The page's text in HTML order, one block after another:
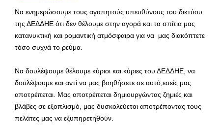
Να ενημερώσουμε τους αγαπητούς υπευθύνους του δικτύου
της ΔΕΔΔΗΕ ότι δεν θέλουμε στην αγορά και τα σπίτια μας
κατανυκτική και ρομαντική ατμόσφαιρα για να μας διακόπτετε
τόσο συχνά το ρεύμα.
Να δουλέψουμε θέλουμε κύριοι και κύριες του ΔΕΔΔΗΕ, να
δουλέψουμε και αντί να μας βοηθήσετε σε αυτό,εσείς μας
αποτρέπεται. Μας αποτρέπεται δημιουργώντας ζημιές και
βλάβες σε εξοπλισμό, μας δυσκολεύεται αποτρέποντας τους
πελάτες μας να εξυπηρετηθούν.